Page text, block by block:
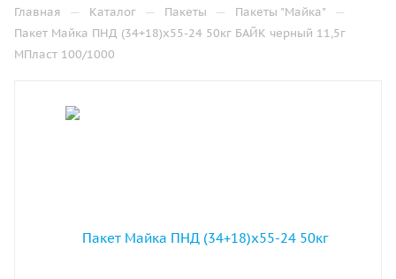
Главная — Каталог — Пакеты — Пакеты "Майка" —
Пакет Майка ПНД (34+18)х55-24 50кг БАЙК черный 11,5г
МПласт 100/1000